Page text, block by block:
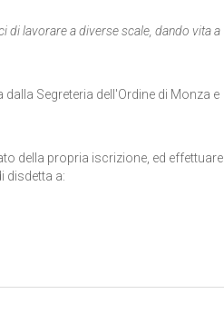
di lavorare a diverse scale, dando vita a
Segreteria dell'Ordine di Monza e
della propria iscrizione, ed effettuare
disdetta a: